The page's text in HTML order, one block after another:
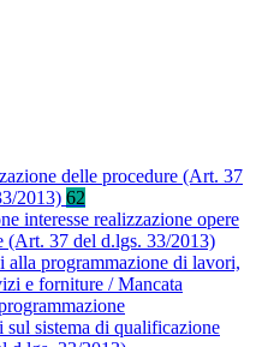
delle procedure (Art. 37
2013) 62
interesse realizzazione opere
(Art. 37 del d.lgs. 33/2013)
alla programmazione di lavori,
e forniture / Mancata
sul sistema di qualificazione